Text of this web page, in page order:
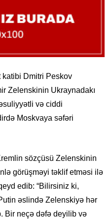
katibi Dmitri Peskov
Zelenskinin Ukraynadakı
və ciddi
Moskvaya səfəri
sözçüsü Zelenskinin
görüşməyi təklif etməsi ilə
edib: “Bilirsiniz ki,
əslində Zelenskiyə hər
Bir neçə dəfə deyilib və